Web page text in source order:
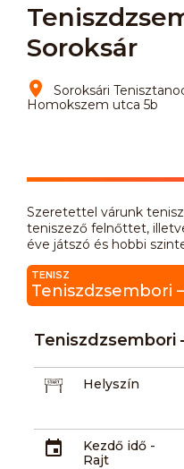
Soroksár
Soroksári
Homokszem utca 5b
Szeretettel várunk
teniszező felnőttet,
éve játszó és hobbi
TENISZ
Teniszdzsembori
Teniszdzsembori
Helyszín
Kezdő idő -
Rajt